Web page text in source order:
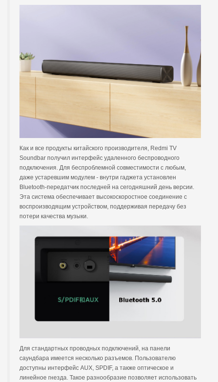
Как и все продукты китайского производителя, Redmi TV
Soundbar получил интерфейс удаленного беспроводного
подключения. Для беспроблемной совместимости с любым,
даже устаревшим модулем - внутри гаджета установлен
Bluetooth-передатчик последней на сегодняшний день версии.
Эта система обеспечивает высокоскоростное соединение с
воспроизводящим устройством, поддерживая передачу без
потери качества музыки.
Для стандартных проводных подключений, на панели
саундбара имеется несколько разъемов. Пользователю
доступны интерфейс AUX, SPDIF, а также оптическое и
линейное гнезда. Такое разнообразие позволяет использовать